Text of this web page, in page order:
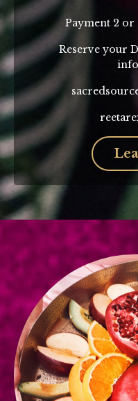
Payment 2
Reserve your